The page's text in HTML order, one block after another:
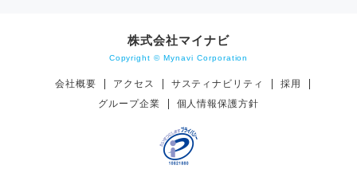
株式会社マイナビ
Copyright © Mynavi Corporation
会社概要 アクセス サスティナビリティ
採用
グループ企業
個人情報保護方針